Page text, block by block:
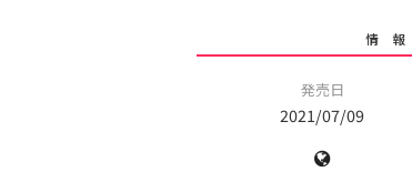
情 報
発売日
2021/07/09